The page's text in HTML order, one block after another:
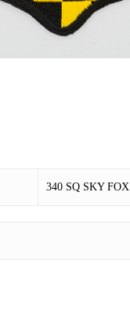
340 SQ SKY FOX